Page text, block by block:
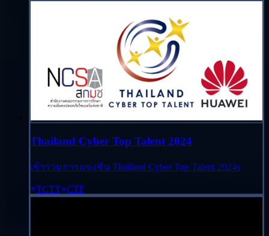
Thailand Cyber Top Talent 2024
เข้าร่วมการแข่งขัน Thailand Cyber Top Talent 2024s
TCTT CTF